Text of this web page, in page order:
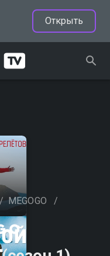
Открыть
/ MEGOGO /